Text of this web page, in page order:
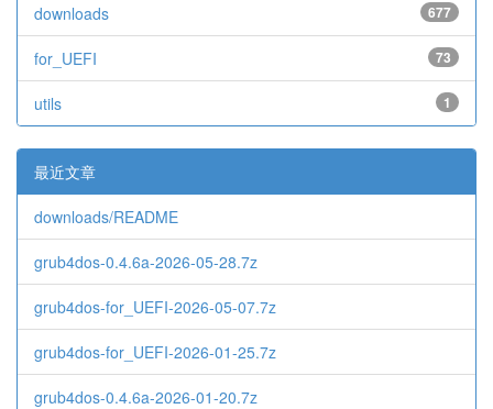
677
downloads
73
for_UEFI
1
utils
最近文章
downloads/README
grub4dos-0.4.6a-2026-05-28.7z
grub4dos-for_UEFI-2026-05-07.7z
grub4dos-for_UEFI-2026-01-25.7z
grub4dos-0.4.6a-2026-01-20.7z